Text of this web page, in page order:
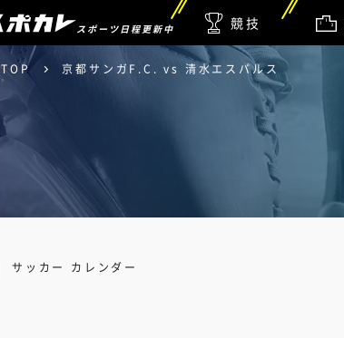
スポーツ日程更新中 競技
TOP 京都サンガF.C. vs 清水エスパルス
サッカー カレンダー